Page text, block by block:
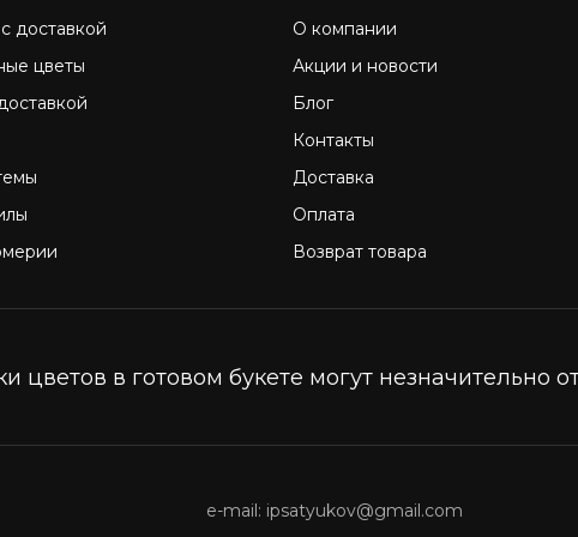
доставкой
цветы
О компании
Акции и новости
Блог
Контакты
Доставка
Оплата
Возврат товара
в готовом букете могут незначительно
e-mail: ipsatyukov@gmail.com